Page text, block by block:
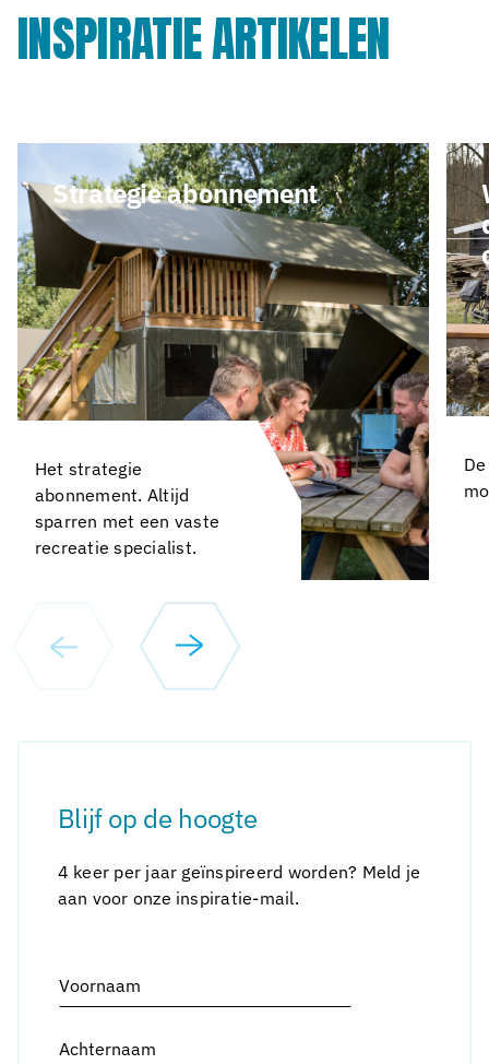
INSPIRATIE ARTIKELEN
Strategie abonnement
Het strategie
abonnement. Altijd
sparren met een vaste
recreatie specialist.
Blijf op de hoogte
4 keer per jaar geïnspireerd worden? Meld je
aan voor onze inspiratie-mail.
V
o
rA